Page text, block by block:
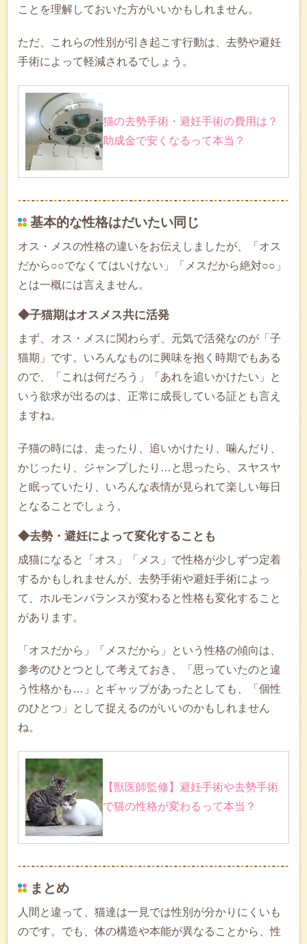
ことを理解しておいた方がいいかもしれません。
ただ、これらの性別が引き起こす行動は、去勢や避妊
手術によって軽減されるでしょう。
猫の去勢手術・避妊手術の費用は？
助成金で安くなるって本当？
基本的な性格はだいたい同じ
オス・メスの性格の違いをお伝えしましたが、「オス
だから○○でなくてはいけない」「メスだから絶対○○」
とは一概には言えません。
◆子猫期はオスメス共に活発
まず、オス・メスに関わらず、元気で活発なのが「子
猫期」です。いろんなものに興味を抱く時期でもある
ので、「これは何だろう」「あれを追いかけたい」と
いう欲求が出るのは、正常に成長している証とも言え
ますね。
子猫の時には、走ったり、追いかけたり、噛んだり、
かじったり、ジャンプしたり…と思ったら、スヤスヤ
と眠っていたり、いろんな表情が見られて楽しい毎日
となることでしょう。
◆去勢・避妊によって変化することも
成猫になると「オス」「メス」で性格が少しずつ定着
するかもしれませんが、去勢手術や避妊手術によっ
て、ホルモンバランスが変わると性格も変化すること
があります。
「オスだから」「メスだから」という性格の傾向は、
参考のひとつとして考えておき、「思っていたのと違
う性格かも…」とギャップがあったとしても、「個性
のひとつ」として捉えるのがいいのかもしれません
ね。
【獣医師監修】避妊手術や去勢手術
で猫の性格が変わるって本当？
まとめ
人間と違って、猫達は一見では性別が分かりにくいも
のです。でも、体の構造や本能が異なることから、性